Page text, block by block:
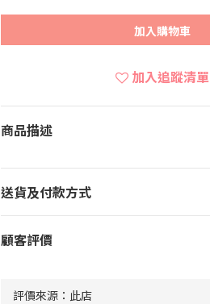
加入購物車
加入追蹤清單
商品描述
送貨及付款方式
顧客評價